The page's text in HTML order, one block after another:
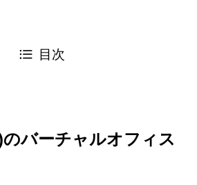
目次
バーチャルオフィス